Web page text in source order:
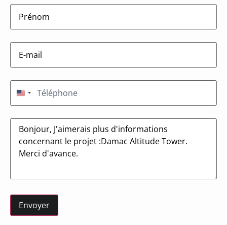
firstname(Nécessaire)
E-
mail(Nécessaire)
Téléphone(Nécessaire)
États-Unis +1
Message